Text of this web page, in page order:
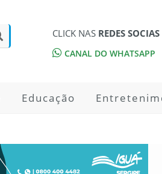
CLICK NAS REDES SOCIAS
CANAL DO WHATSAPP
Educação